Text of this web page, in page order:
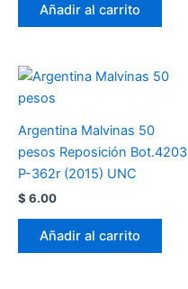
Añadir al carrito
Argentina Malvinas 50
pesos Reposición Bot.4203
P-362r (2015) UNC
$ 6.00
Añadir al carrito